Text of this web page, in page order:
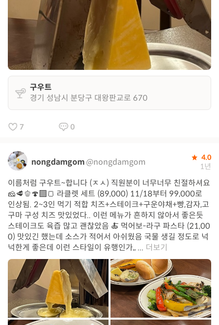
구우트
경기 성남시 분당구 대왕판교로 670
7 0
nongdamgom@nongdamgom 4.0
1년
이름처럼 구우트~합니다 (ㅈㅅ) 직원분이 너무너무 친절하셔요
🧀🥩🫑🍄‍🟫🍞 라클렛 세트 (89,000) 11/18부터 99,000로
인상됨. 2~3인 먹기 적합 치즈+스테이크+구운야채+빵,감자,고
구마 구성 치즈 맛있었다.. 이런 메뉴가 흔하지 않아서 좋은듯
스테이크도 육즙 많고 괜찮았음 🍝 먹어보-라구 파스타 (21,00
0) 맛있긴 했는데 소스가 적어서 아쉬웠음 국물 생길 정도로 넉
넉한게 좋은데 이런 스타일이 유행인가,, ... 더보기